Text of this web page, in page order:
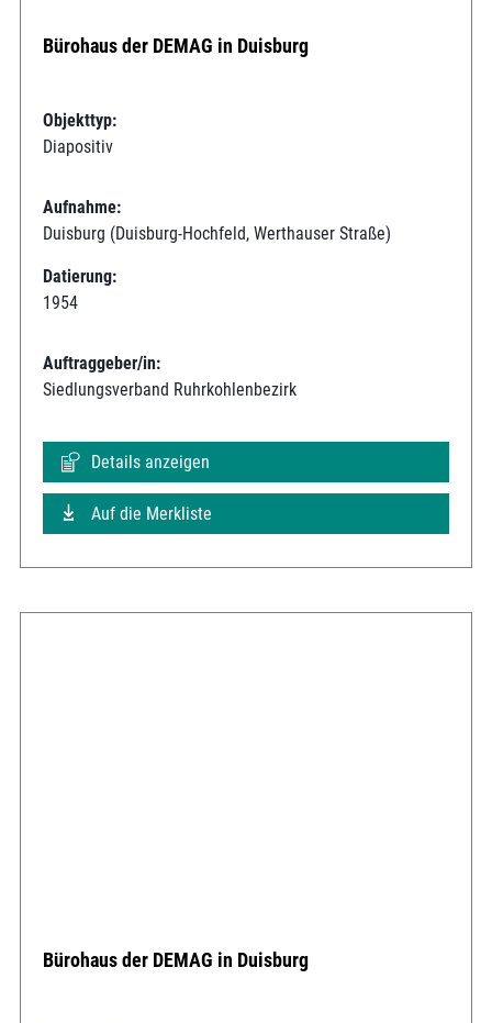
Bürohaus der DEMAG in Duisburg
Objekttyp:
Diapositiv
Aufnahme:
Duisburg (Duisburg-Hochfeld, Werthauser Straße)
Datierung:
1954
Auftraggeber/in:
Siedlungsverband Ruhrkohlenbezirk
Details anzeigen
Auf die Merkliste
Bürohaus der DEMAG in Duisburg